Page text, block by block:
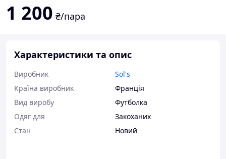
1 200 ₴/пара
Характеристики та опис
Виробник
Sol's
Країна виробник
Франція
Вид виробу
Футболка
Одяг для
Закоханих
Стан
Новий